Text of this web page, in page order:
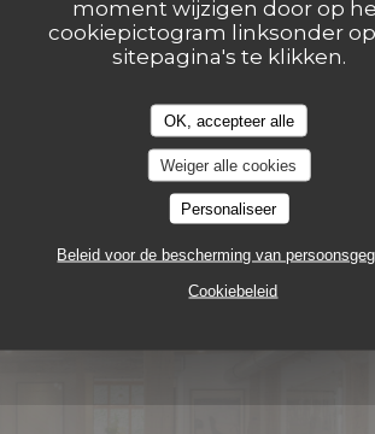
moment wijzigen door op
cookiepictogram linksonder
sitepagina's te klikken.
OK, accepteer alle
Weiger alle cookies
Personaliseer
Beleid voor de bescherming van
Cookiebeleid
37000 tours
((opent in een nieuw venster))